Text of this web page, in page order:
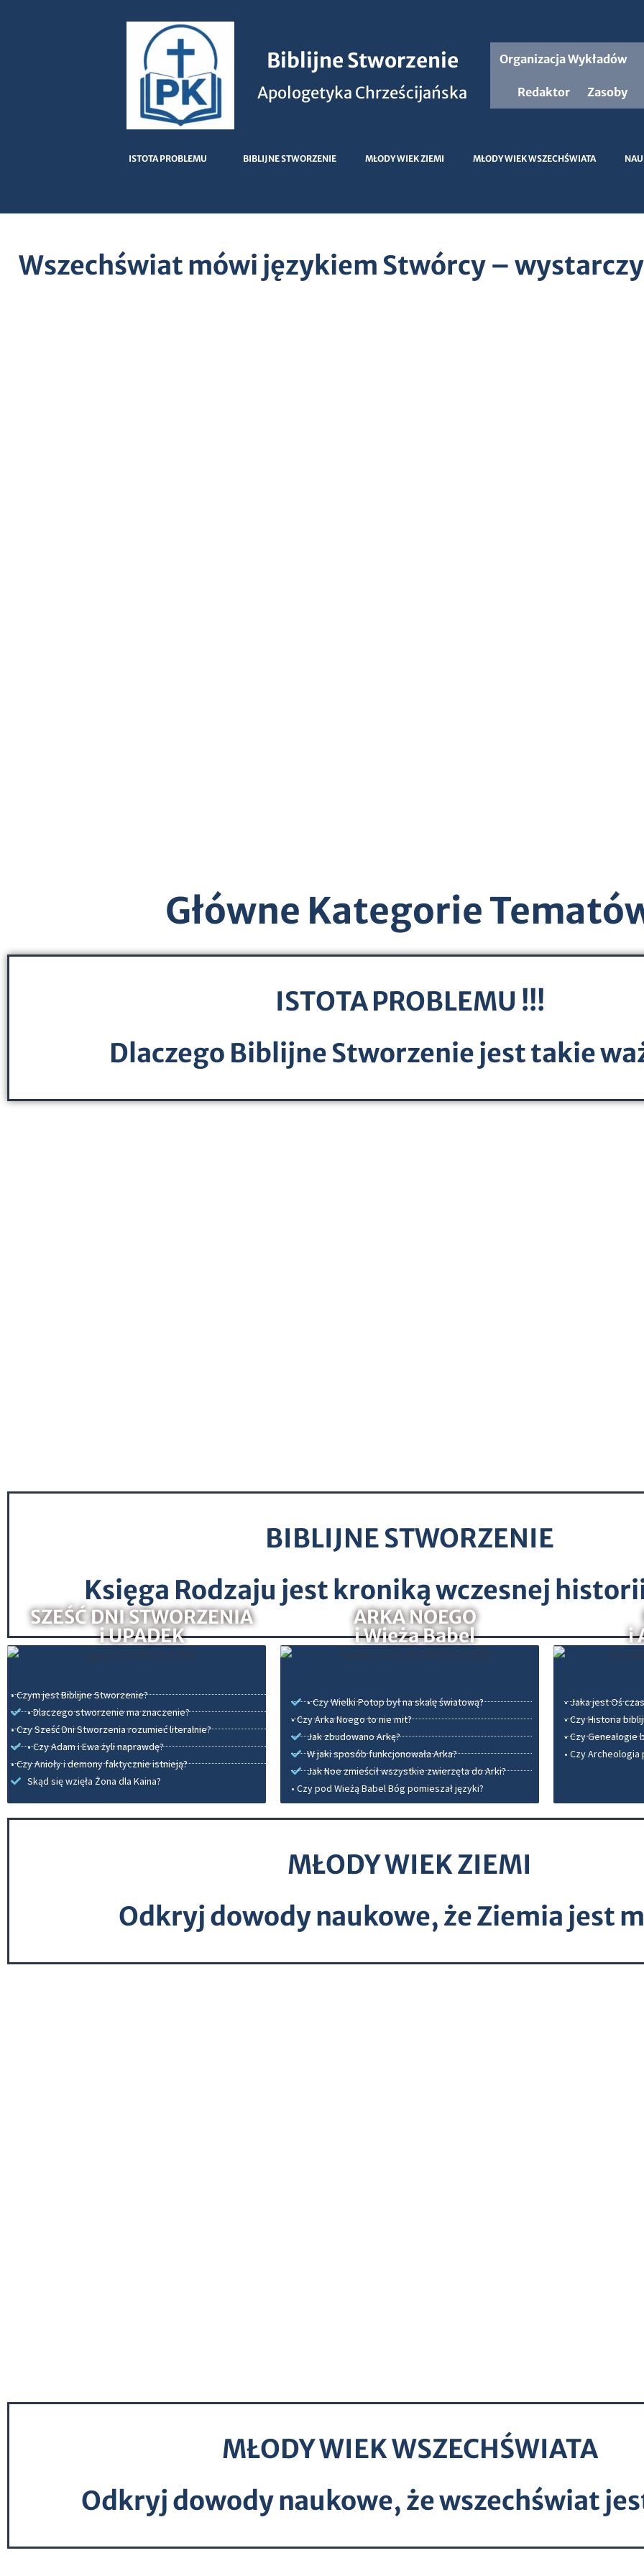
Biblijne Stworzenie
Apologetyka Chrześcijańska
Organizacja Wykładów
Redaktor Zasoby
ISTOTA PROBLEMU BIBLIJNE STWORZENIE MŁODY WIEK ZIEMI MŁODY WIEK WSZECHŚWIATA
Wszechświat mówi językiem Stwórcy – wystarczy
Główne Kategorie
ISTOTA PROBLEMU !!!
Dlaczego Biblijne Stworzenie jest takie
BIBLIJNE STWORZENIE
Księga Rodzaju jest kroniką wczesnej
SZEŚĆ DNI STWORZENIA
i UPADEK
• Czym jest Biblijne Stworzenie?
• Dlaczego stworzenie ma znaczenie?
• Czy Sześć Dni Stworzenia rozumieć literalnie?
• Czy Adam i Ewa żyli naprawdę?
• Czy Anioły i demony faktycznie istnieją?
Skąd się wzięła Żona dla Kaina?
ARKA NOEGO
i Wieża Babel
• Czy Wielki Potop był na skalę światową?
• Czy Arka Noego to nie mit?
Jak zbudowano Arkę?
W jaki sposób funkcjonowała Arka?
Jak Noe zmieścił wszystkie zwierzęta do Arki?
• Czy pod Wieżą Babel Bóg pomieszał języki?
i
• Jaka jest Oś
• Czy Historia
• Czy Genealogie
• Czy
MŁODY WIEK ZIEMI
Odkryj dowody naukowe, że Ziemia jest
MŁODY WIEK WSZECHŚWIATA
Odkryj dowody naukowe, że wszechświat